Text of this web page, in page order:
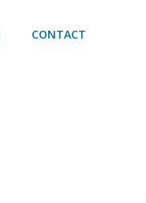
CONTACT